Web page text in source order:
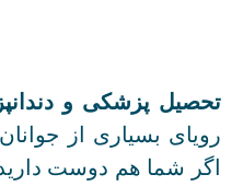
تحصیل پزشکی و
رویای بسیاری از
اگر شما هم دوست